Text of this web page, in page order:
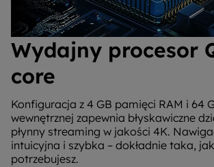
Wydajny procesor
core
Konfiguracja z 4 GB pamięci RAM i 64
wewnętrznej zapewnia błyskawiczne
płynny streaming w jakości 4K.
intuicyjna i szybka – dokładnie taka,
potrzebujesz.